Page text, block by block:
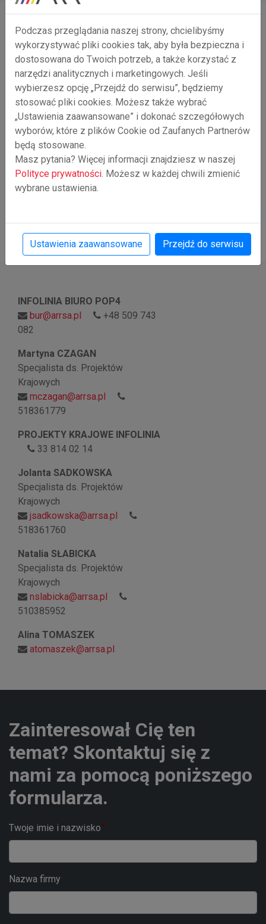
Grupa docelowa
Projekt dotyczy 2400 pracowników MŚP prowadzących
działalność gospodarczą na obszarze WSL. W ramach
projektu wsparciem na usługi rozwojowe zostaną objęci
pracownicy MŚP w celu nabycia umiejętności/kwalifikacji
/kompetencji zwłaszcza zawodowych i jej dostosowaniu
do potrzeb zielonej i cyfrowej gospodarki. Wsparcie
skierowane m.in. na kursy, szkolenia, usługi doradcze oraz
studia podyplomowe zgodnie z zapotrzebowaniem
przedsiębiorcy MŚP z WSL, w tym w zakresie branż
INFOLINIA BIURO POP4
bur@arrsa.pl
+48 509 743
082
Martyna CZAGAN
Specjalista ds. Projektów
Krajowych
mczagan@arrsa.pl
518361779
PROJEKTY KRAJOWE INFOLINIA
33 814 02 14
Jolanta SADKOWSKA
Specjalista ds. Projektów
Krajowych
jsadkowska@arrsa.pl
518361760
Natalia SŁABICKA
Specjalista ds. Projektów
Krajowych
nslabicka@arrsa.pl
510385952
Alina TOMASZEK
atomaszek@arrsa.pl
Zainteresował Cię ten
temat? Skontaktuj się z
nami za pomocą poniższego
formularza.
Twoje imie i nazwisko
Nazwa firmy
Podczas przeglądania naszej strony, chcielibyśmy
wykorzystywać pliki cookies tak, aby była bezpieczna i
dostosowana do Twoich potrzeb, a także korzystać z
narzędzi analitycznych i marketingowych. Jeśli
wybierzesz opcję „Przejdź do serwisu”, będziemy
stosować pliki cookies. Możesz także wybrać
„Ustawienia zaawansowane” i dokonać szczegółowych
wyborów, które z plików Cookie od Zaufanych Partnerów
będą stosowane.
Masz pytania? Więcej informacji znajdziesz w naszej
Polityce prywatności . Możesz w każdej chwili zmienić
wybrane ustawienia.
Ustawienia zaawansowane Przejdź do serwisu